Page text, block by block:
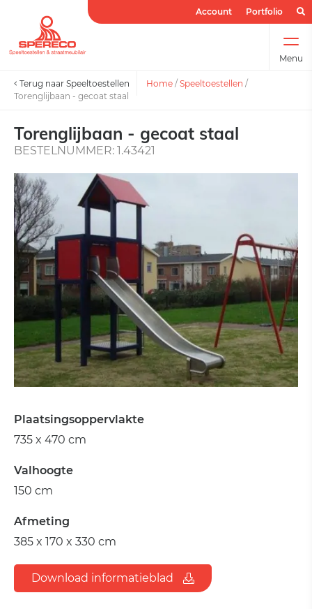
Account Portfolio
Menu
Terug naar Speeltoestellen Home / Speeltoestellen /
Torenglijbaan - gecoat staal
Torenglijbaan - gecoat staal
BESTELNUMMER: 1.43421
Plaatsingsoppervlakte
735 x 470 cm
Valhoogte
150 cm
Afmeting
385 x 170 x 330 cm
Download informatieblad